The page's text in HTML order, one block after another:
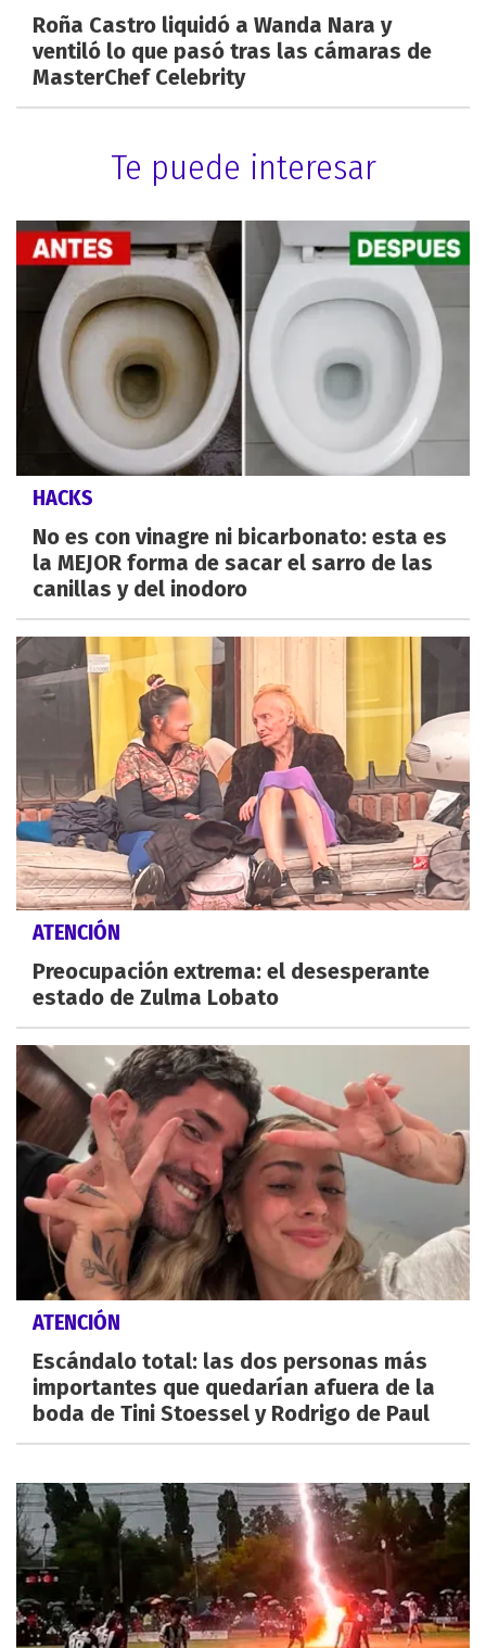
Roña Castro liquidó a Wanda Nara y
ventiló lo que pasó tras las cámaras de
MasterChef Celebrity
Te puede interesar
HACKS
No es con vinagre ni bicarbonato: esta es
la MEJOR forma de sacar el sarro de las
canillas y del inodoro
ATENCIÓN
Preocupación extrema: el desesperante
estado de Zulma Lobato
ATENCIÓN
Escándalo total: las dos personas más
importantes que quedarían afuera de la
boda de Tini Stoessel y Rodrigo de Paul